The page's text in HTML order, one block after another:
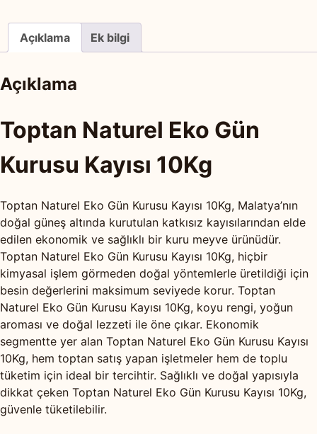
10Kg
adetAçıklama Ek bilgi
Açıklama
Toptan Naturel Eko Gün
Kurusu Kayısı 10Kg
Toptan Naturel Eko Gün Kurusu Kayısı 10Kg, Malatya’nın
doğal güneş altında kurutulan katkısız kayısılarından elde
edilen ekonomik ve sağlıklı bir kuru meyve ürünüdür.
Toptan Naturel Eko Gün Kurusu Kayısı 10Kg, hiçbir
kimyasal işlem görmeden doğal yöntemlerle üretildiği için
besin değerlerini maksimum seviyede korur. Toptan
Naturel Eko Gün Kurusu Kayısı 10Kg, koyu rengi, yoğun
aroması ve doğal lezzeti ile öne çıkar. Ekonomik
segmentte yer alan Toptan Naturel Eko Gün Kurusu Kayısı
10Kg, hem toptan satış yapan işletmeler hem de toplu
tüketim için ideal bir tercihtir. Sağlıklı ve doğal yapısıyla
dikkat çeken Toptan Naturel Eko Gün Kurusu Kayısı 10Kg,
güvenle tüketilebilir.